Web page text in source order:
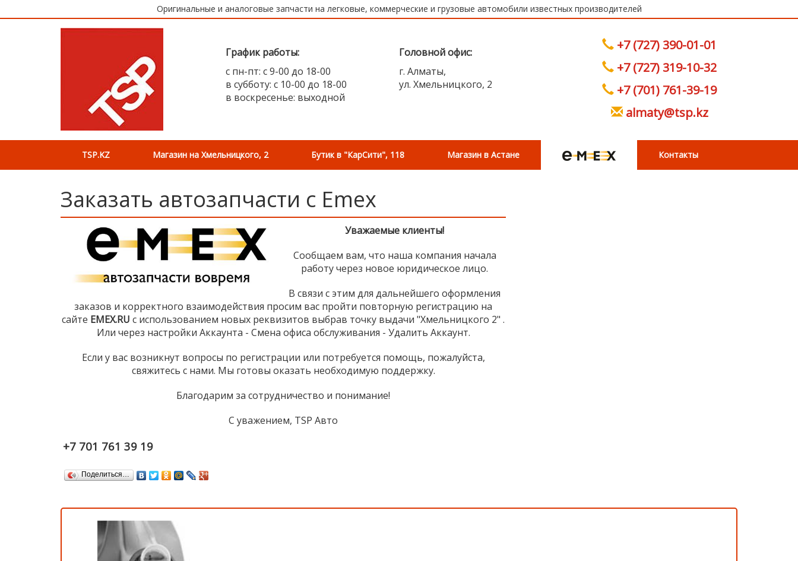
Оригинальные и аналоговые запчасти на легковые, коммерческие и грузовые автомобили известных производителей
+7 (727) 390-01-01
+7 (727) 319-10-32
+7 (701) 761-39-19
almaty@tsp.kz
Головной офис:
г. Алматы,
ул. Хмельницкого, 2
График работы:
с пн-пт: с 9-00 до 18-00
в субботу: с 10-00 до 18-00
в воскресенье: выходной
TSP.KZ Магазин на Хмельницкого, 2 Бутик в "КарСити", 118 Магазин в Астане Контакты
Заказать автозапчасти с Emex
Уважаемые клиенты!
Сообщаем вам, что наша компания начала
работу через новое юридическое лицо.
В связи с этим для дальнейшего оформления
заказов и корректного взаимодействия просим вас пройти повторную регистрацию на
сайте EMEX.RU с использованием новых реквизитов выбрав точку выдачи "Хмельницкого 2" .
Или через настройки Аккаунта - Смена офиса обслуживания - Удалить Аккаунт.
Если у вас возникнут вопросы по регистрации или потребуется помощь, пожалуйста,
свяжитесь с нами. Мы готовы оказать необходимую поддержку.
Благодарим за сотрудничество и понимание!
С уважением, TSP Авто
+7 701 761 39 19
Поделиться…